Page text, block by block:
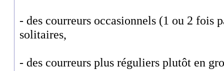
- des courreurs occasionnels (1 ou 2 fois
solitaires,
- des courreurs plus réguliers plutôt en